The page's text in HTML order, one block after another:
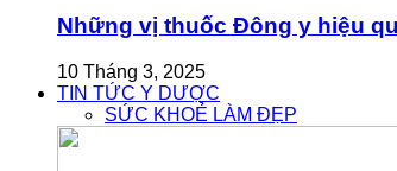
Những vị thuốc Đông y hiệu
10 Tháng 3, 2025
TIN TỨC Y DƯỢC
SỨC KHOẺ LÀM ĐẸP